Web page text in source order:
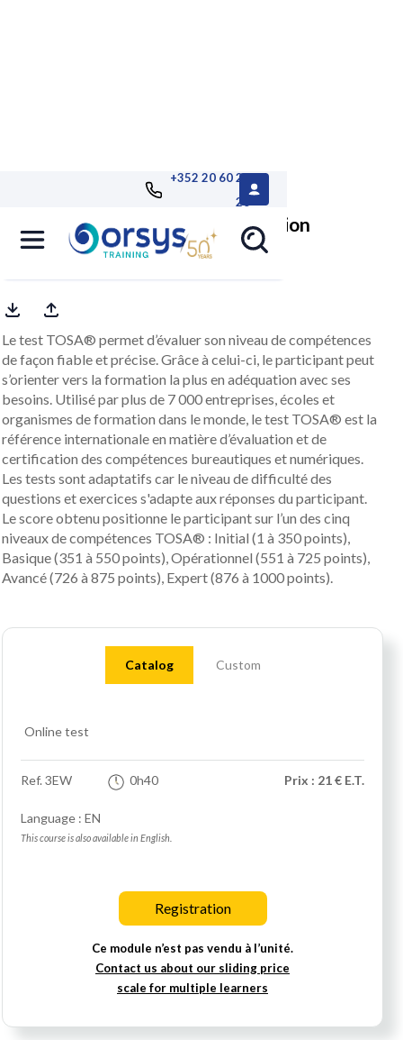
+352 20 60 25
26
TOSA® LibreOffice Calc, évaluation
rapport personnalisé inclus
Le test TOSA® permet d’évaluer son niveau de compétences
de façon fiable et précise. Grâce à celui-ci, le participant peut
s’orienter vers la formation la plus en adéquation avec ses
besoins. Utilisé par plus de 7 000 entreprises, écoles et
organismes de formation dans le monde, le test TOSA® est la
référence internationale en matière d’évaluation et de
certification des compétences bureautiques et numériques.
Les tests sont adaptatifs car le niveau de difficulté des
questions et exercices s'adapte aux réponses du participant.
Le score obtenu positionne le participant sur l’un des cinq
niveaux de compétences TOSA® : Initial (1 à 350 points),
Basique (351 à 550 points), Opérationnel (551 à 725 points),
Avancé (726 à 875 points), Expert (876 à 1000 points).
Catalog Custom
Online test
Ref.3EW 0h40 Prix : 21 € E.T.
Language : EN
This course is also available in English.
Registration
Ce module n’est pas vendu à l’unité.
Contact us about our sliding price
scale for multiple learners